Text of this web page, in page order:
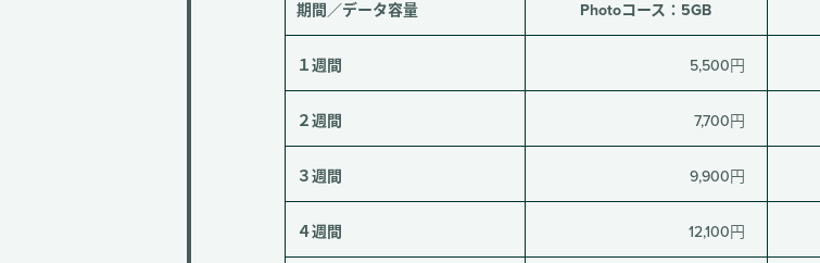
期間／データ容量 Photoコース：5GB
１週間 5,500円
２週間 7,700円
３週間 9,900円
４週間 12,100円